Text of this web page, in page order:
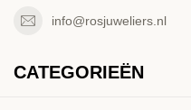
info@rosjuweliers.nl
CATEGORIEËN